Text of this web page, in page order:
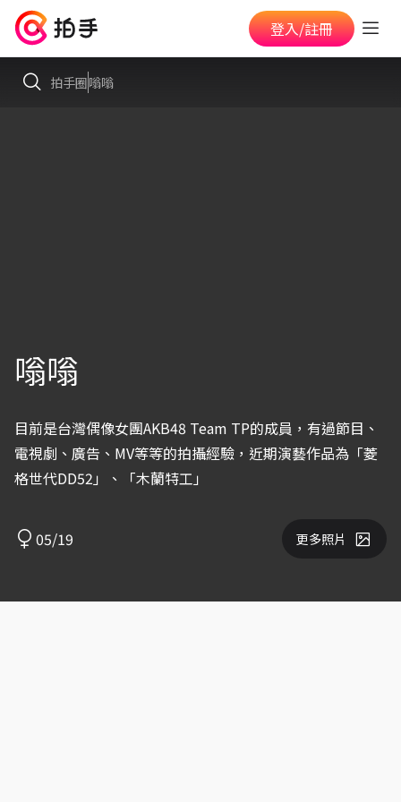
登入/註冊
拍手圈嗡嗡
嗡嗡
目前是台灣偶像女團AKB48 Team TP的成員，有過節目、
電視劇、廣告、MV等等的拍攝經驗，近期演藝作品為「菱
格世代DD52」、「木蘭特工」
05/19 更多照片